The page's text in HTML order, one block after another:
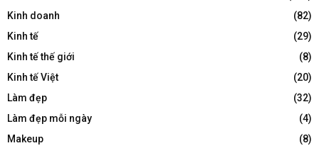
Kinh doanh
(82)
Kinh tế
(29)
Kinh tế thế giới
(8)
Kinh tế Việt
(20)
Làm đẹp
(32)
Làm đẹp mỗi ngày
(4)
Makeup
(8)